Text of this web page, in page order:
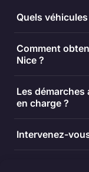
Quels
Comment
Nice ?
Les
en charge ?
Intervenez-